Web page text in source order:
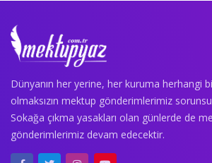
Dünyanın her yerine, her kuruma herhangi
olmaksızın mektup gönderimlerimiz
Sokağa çıkma yasakları olan günlerde de
gönderimlerimiz devam edecektir.